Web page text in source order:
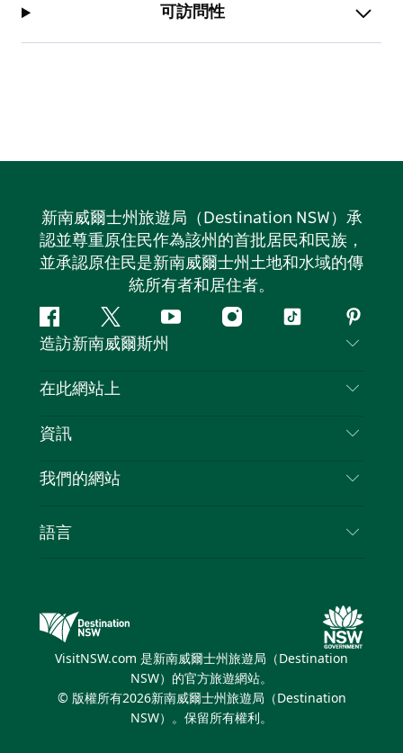
可訪問性
新南威爾士州旅遊局（Destination NSW）承
認並尊重原住民作為該州的首批居民和民族，
並承認原住民是新南威爾士州土地和水域的傳
統所有者和居住者。
Facebook嘰
嘰
喳
Youtube Instagram
抖
造訪新南威爾斯州
聯絡我們
隱私
Cookie 通知
在此網站上
目的地
新南威爾斯州公路旅行
活動
資訊
旅行資訊
新南威爾斯的商業
我們的網站
新南威爾士州旅遊局（Destination NSW）媒體中
繽紛悉尼燈光音樂節
語言
VisitNSW.com 是新南威爾士州旅遊局（Destination
NSW）的官方旅遊網站。
© 版權所有2026新南威爾士州旅遊局（Destination
NSW）。保留所有權利。